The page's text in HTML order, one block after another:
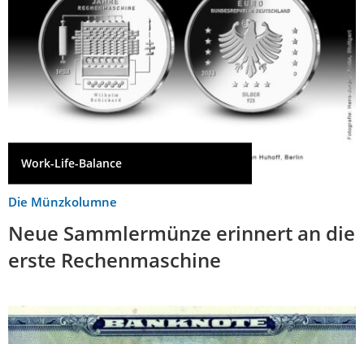
Work-Life-Balance
Die Münzkolumne
Neue Sammlermünze erinnert an die
erste Rechenmaschine